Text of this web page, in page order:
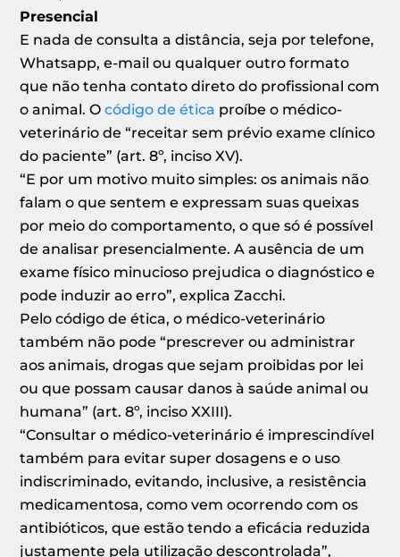
Presencial
E nada de consulta a distância, seja por telefone,
Whatsapp, e-mail ou qualquer outro formato
que não tenha contato direto do profissional com
o animal. Ocódigo de ética proíbe o médico-
veterinário de “receitar sem prévio exame clínico
do paciente” (art. 8º, inciso XV).
“E por um motivo muito simples: os animais não
falam o que sentem e expressam suas queixas
por meio do comportamento, o que só é possível
de analisar presencialmente. A ausência de um
exame físico minucioso prejudica o diagnóstico e
pode induzir ao erro”, explica Zacchi.
Pelo código de ética, o médico-veterinário
também não pode “prescrever ou administrar
aos animais, drogas que sejam proibidas por lei
ou que possam causar danos à saúde animal ou
humana” (art. 8º, inciso XXIII).
“Consultar o médico-veterinário é imprescindível
também para evitar super dosagens e o uso
indiscriminado, evitando, inclusive, a resistência
medicamentosa, como vem ocorrendo com os
antibióticos, que estão tendo a eficácia reduzida
justamente pela utilização descontrolada”,